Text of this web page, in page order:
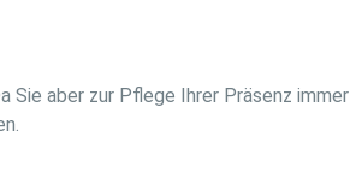
Sie aber zur Pflege Ihrer Präsenz immer